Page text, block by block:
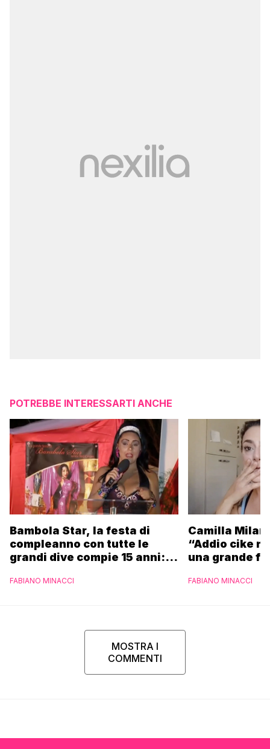
POTREBBE INTERESSARTI ANCHE
Bambola Star, la festa di
compleanno con tutte le
grandi dive compie 15 anni: il
FABIANO MINACCI
Camilla
“Addio cike
una grande
FABIANO MINACCI
MOSTRA I
COMMENTI